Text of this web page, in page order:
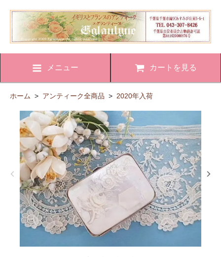
メニュー カートを見る
ホーム > アンティーク全商品 > 2020年入荷